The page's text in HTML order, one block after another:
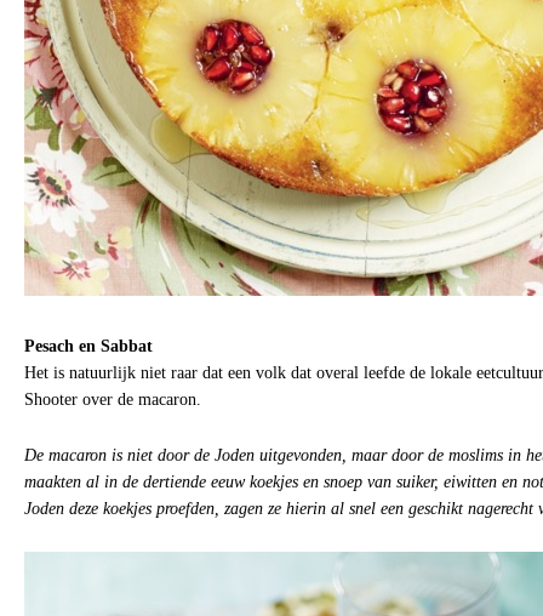
Pesach en Sabbat
Het is natuurlijk niet raar dat een volk dat overal leefde de lokale
Shooter over de macaron.
De macaron is niet door de Joden uitgevonden, maar door de moslims in
maakten al in de dertiende eeuw koekjes en snoep van suiker, eiwitten en
Joden deze koekjes proefden, zagen ze hierin al snel een geschikt nagerecht